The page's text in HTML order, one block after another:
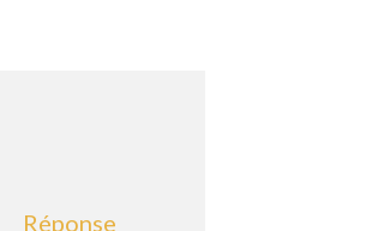
Réponse